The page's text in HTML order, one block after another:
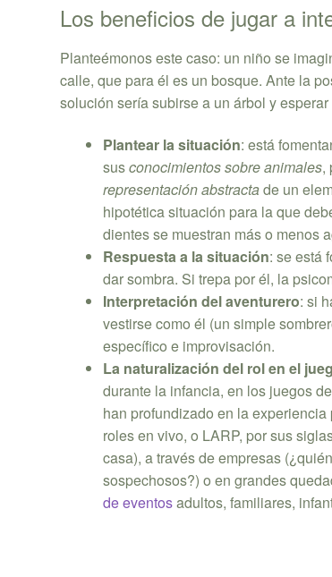
Los beneficios de jugar a
Planteémonos este caso: un niño se
calle, que para él es un bosque. Ante la
solución sería subirse a un árbol y
Plantear la situación: está
susconocimientos sobre animales,
representación abstractade un
hipotética situación para la que
dientes se muestran más o menos
Respuesta a la situación: se está
dar sombra. Si trepa por él, la
Interpretación del aventurero: si
vestirse como él (un simple
específico e improvisación.
La naturalización del rol en el
durante la infancia, en los juegos
han profundizado en la
roles en vivo, o LARP, por sus
casa), a través de empresas
sospechosos?) o en grandes
de eventosadultos, familiares,